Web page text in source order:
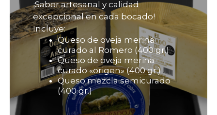
¡Sabor artesanal y calidad
excepcional en cada bocado!
Incluye:
Queso de oveja merina
curado al Romero (400 gr.)
Queso de oveja merina
curado «origen» (400 gr.)
Queso mezcla semicurado
(400 gr.)